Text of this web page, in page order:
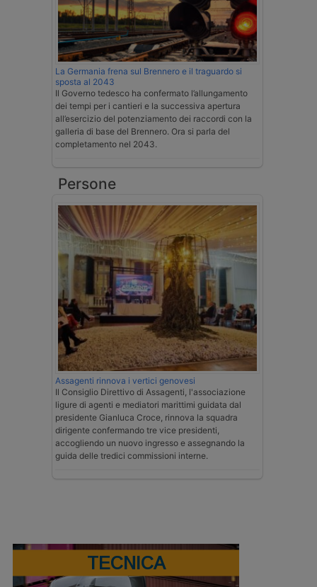
La Germania frena sul Brennero e il traguardo si
sposta al 2043
Il Governo tedesco ha confermato l’allungamento
dei tempi per i cantieri e la successiva apertura
all’esercizio del potenziamento dei raccordi con la
galleria di base del Brennero. Ora si parla del
completamento nel 2043.
Persone
Assagenti rinnova i vertici genovesi
Il Consiglio Direttivo di Assagenti, l'associazione
ligure di agenti e mediatori marittimi guidata dal
presidente Gianluca Croce, rinnova la squadra
dirigente confermando tre vice presidenti,
accogliendo un nuovo ingresso e assegnando la
guida delle tredici commissioni interne.
TECNICA